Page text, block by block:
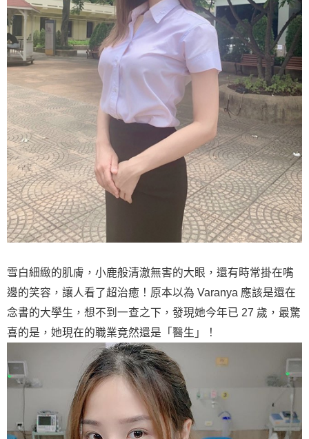
雪白細緻的肌膚，小鹿般清澈無害的大眼，還有時常掛在嘴
邊的笑容，讓人看了超治癒！原本以為 Varanya 應該是還在
念書的大學生，想不到一查之下，發現她今年已 27 歲，最驚
喜的是，她現在的職業竟然還是「醫生」！